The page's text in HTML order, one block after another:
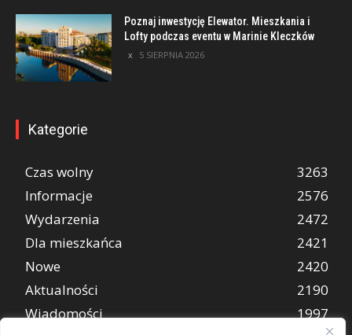
Poznaj inwestycję Elewator. Mieszkania i
Lofty podczas eventu w Marinie Kleczków
5 SIERPNIA 2026
Kategorie
Czas wolny
3263
Informacje
2576
Wydarzenia
2472
Dla mieszkańca
2421
Nowe
2420
Aktualności
2190
Wiadomości
1997